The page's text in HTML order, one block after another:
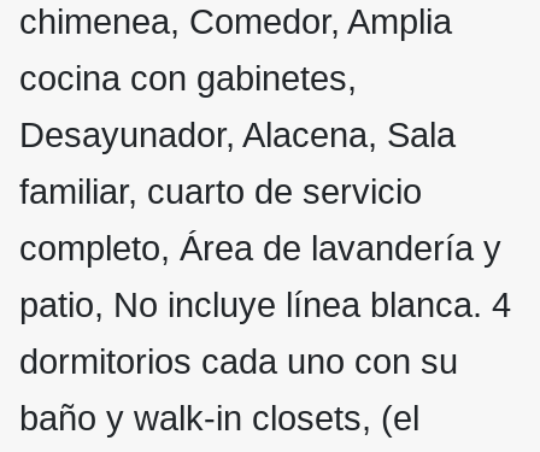
chimenea, Comedor, Amplia
cocina con gabinetes,
Desayunador, Alacena, Sala
familiar, cuarto de servicio
completo, Área de lavandería y
patio, No incluye línea blanca. 4
dormitorios cada uno con su
baño y walk-in closets, (el